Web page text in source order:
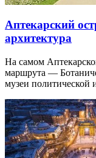
Аптекарский
архитектура
На самом
маршрута —
музеи политической